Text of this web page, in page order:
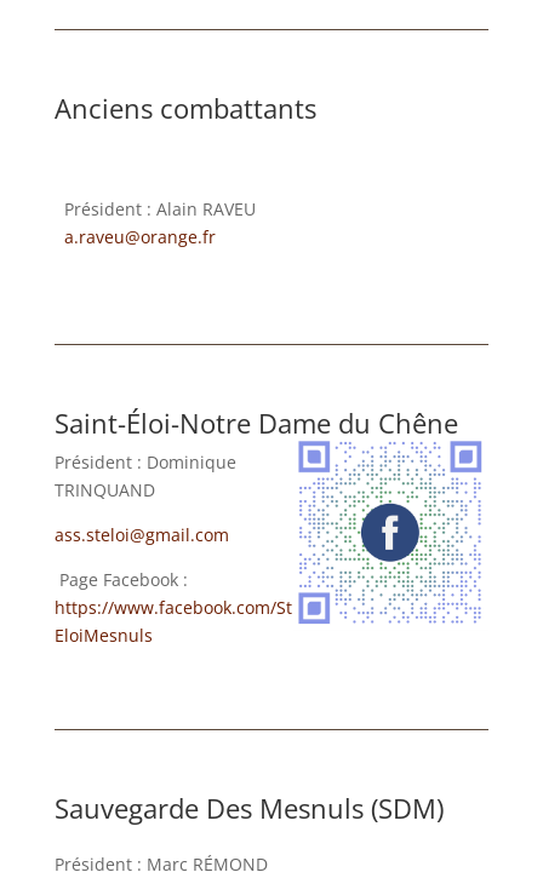
Anciens combattants
Président : Alain RAVEU
a.raveu@orange.fr
Saint-Éloi-Notre Dame du Chêne
Président : Dominique
TRINQUAND
ass.steloi@gmail.com
Page Facebook :
https://www.facebook.com/St
EloiMesnuls
Sauvegarde Des Mesnuls (SDM)
Président : Marc RÉMOND